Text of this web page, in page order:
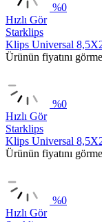
%0
Hızlı Gör
Starklips
Klips Universal
Ürünün fiyatını
%0
Hızlı Gör
Starklips
Klips Universal
Ürünün fiyatını
%0
Hızlı Gör